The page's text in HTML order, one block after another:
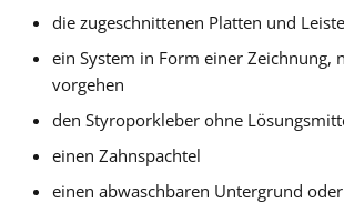
die zugeschnittenen Platten und
ein System in Form einer Zeichnung,
vorgehen
den Styroporkleber ohne
einen Zahnspachtel
einen abwaschbaren Untergrund oder